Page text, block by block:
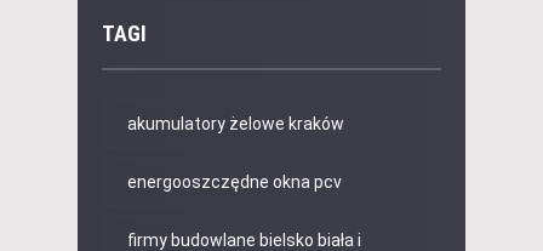
TAGI
akumulatory żelowe kraków
energooszczędne okna pcv
firmy budowlane bielsko biała i